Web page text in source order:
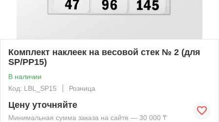
Комплект наклеек на весовой стек № 2 (для
SP/PP15)
В наличии
Код: LBL_SP15
Розница
Цену уточняйте
Минимальная сумма заказа на сайте — 30 000 ₸